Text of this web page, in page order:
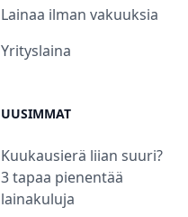
Lainaa ilman vakuuksia
Yrityslaina
UUSIMMAT
Kuukausierä liian suuri?
3 tapaa pienentää
lainakuluja